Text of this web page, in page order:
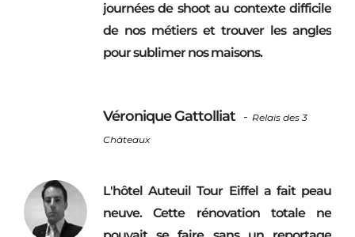
journées de shoot au contexte difficile
de nos métiers et trouver les angles
pour sublimer nos maisons.
Véronique Gattolliat - Relais des 3
Châteaux
L'hôtel Auteuil Tour Eiffel a fait peau
neuve. Cette rénovation totale ne